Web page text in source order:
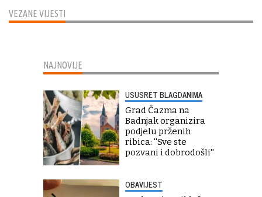
VEZANE VIJESTI
NAJNOVIJE
USUSRET BLAGDANIMA
Grad Čazma na
Badnjak organizira
podjelu prženih
ribica: ''Sve ste
pozvani i dobrodošli''
OBAVIJEST